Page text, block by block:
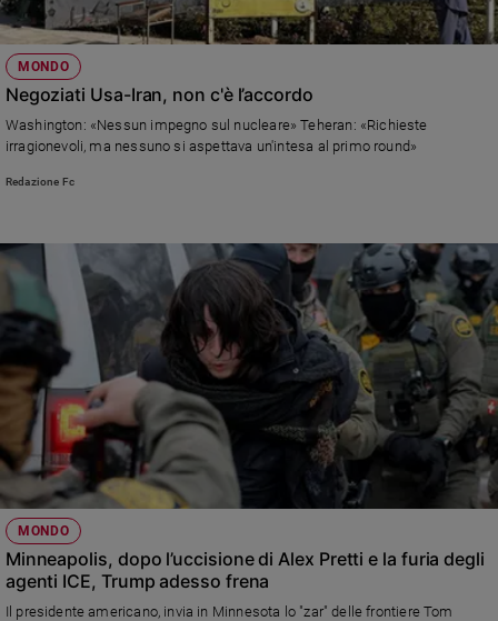
MONDO
Negoziati Usa-Iran, non c'è l’accordo
Washington: «Nessun impegno sul nucleare» Teheran: «Richieste
irragionevoli, ma nessuno si aspettava un'intesa al primo round»
Redazione Fc
MONDO
Minneapolis, dopo l’uccisione di Alex Pretti e la furia degli
agenti ICE, Trump adesso frena
Il presidente americano, invia in Minnesota lo "zar" delle frontiere Tom